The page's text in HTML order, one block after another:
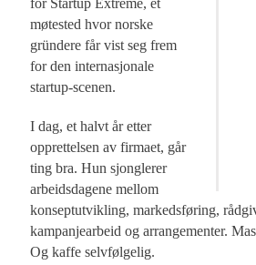
møtested hvor norske
gründere får vist seg frem
for den internasjonale
startup-scenen.
I dag, et halvt år etter
opprettelsen av firmaet, går
ting bra. Hun sjonglerer
arbeidsdagene mellom
konseptutvikling, markedsføring,
kampanjearbeid og arrangementer.
Og kaffe selvfølgelig.